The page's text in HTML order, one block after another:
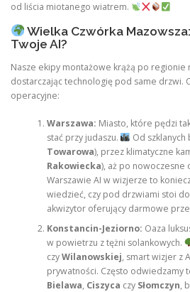
od liścia miotanego wiatrem.
Wielka Czwórka
Twoje AI?
Nasze ekipy montażowe krążą po regionie
dostarczając technologię pod same drzwi.
operacyjne:
Warszawa: Miasto, które pędzi
stać przy judaszu.
Od
Towarowa), przez klimatyczne
Rakowiecka), aż po nowoczesne
Warszawie AI w wizjerze to
wiedzieć, czy pod drzwiami stoi
akwizytor oferujący darmowe
Konstancin-Jeziorno: Oaza
w powietrzu z tężni solankowych.
czyWilanowskiej, smart wizjer z
prywatności. Często odwiedzamy
Bielawa, Ciszyca czy Słomczyn,